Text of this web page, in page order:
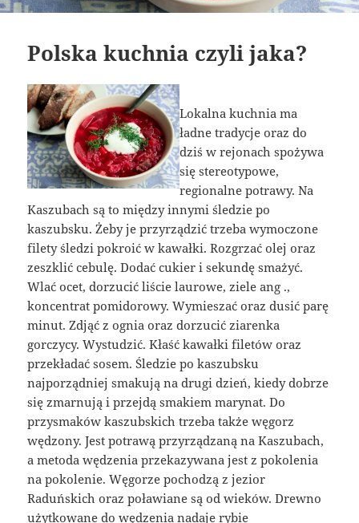
Polska kuchnia czyli jaka?
Lokalna kuchnia ma
ładne tradycje oraz do
dziś w rejonach spożywa
się stereotypowe,
regionalne potrawy. Na
Kaszubach są to między innymi śledzie po
kaszubsku. Żeby je przyrządzić trzeba wymoczone
filety śledzi pokroić w kawałki. Rozgrzać olej oraz
zeszklić cebulę. Dodać cukier i sekundę smażyć.
Wlać ocet, dorzucić liście laurowe, ziele ang .,
koncentrat pomidorowy. Wymieszać oraz dusić parę
minut. Zdjąć z ognia oraz dorzucić ziarenka
gorczycy. Wystudzić. Kłaść kawałki filetów oraz
przekładać sosem. Śledzie po kaszubsku
najporządniej smakują na drugi dzień, kiedy dobrze
się zmarnują i przejdą smakiem marynat. Do
przysmaków kaszubskich trzeba także węgorz
wędzony. Jest potrawą przyrządzaną na Kaszubach,
a metoda wędzenia przekazywana jest z pokolenia
na pokolenie. Węgorze pochodzą z jezior
Raduńskich oraz poławiane są od wieków. Drewno
użytkowane do wędzenia nadaje rybie